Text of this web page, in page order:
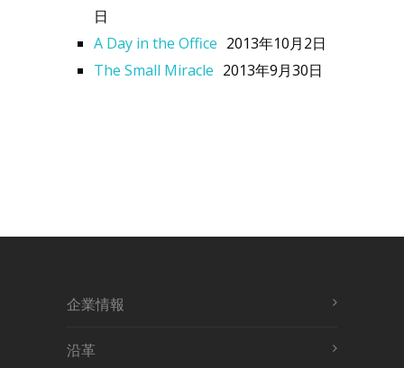
日
A Day in the Office 2013年10月2日
The Small Miracle 2013年9月30日
企業情報
沿革